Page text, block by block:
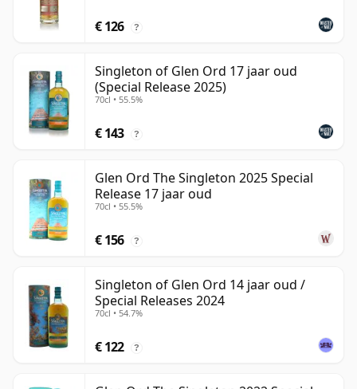
€ 126 ?
Singleton of Glen Ord 17 jaar oud
(Special Release 2025)
70cl • 55.5%
€ 143 ?
Glen Ord The Singleton 2025 Special
Release 17 jaar oud
70cl • 55.5%
€ 156 ?
Singleton of Glen Ord 14 jaar oud /
Special Releases 2024
70cl • 54.7%
€ 122 ?